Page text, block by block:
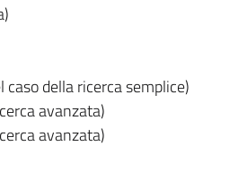
della ricerca semplice)
avanzata)
avanzata)